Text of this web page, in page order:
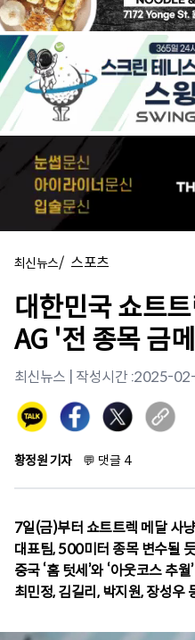
최신뉴스/ 스포츠
대한민국 쇼트
AG '전 종목 금
최신뉴스 | 작성시간 :2025-
황정원 기자 💬 댓글 4
7일(금)부터 쇼트트렉 메달 사
대표팀, 500미터 종목 변수될
중국 ‘홈 텃세’와 ‘아웃코스 추월